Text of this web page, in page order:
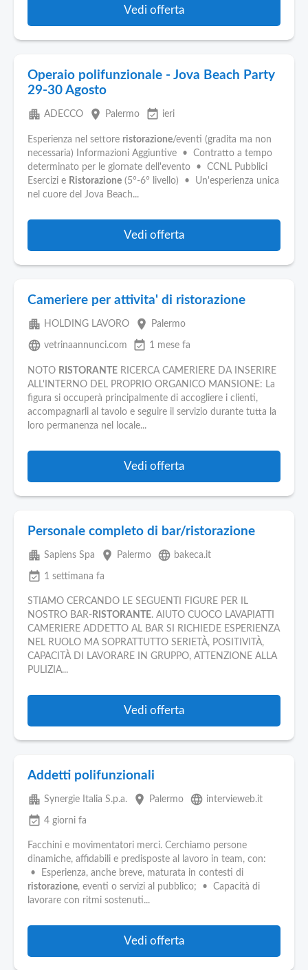
Vedi offerta
Operaio polifunzionale - Jova Beach Party
29-30 Agosto
apartment ADECCO place Palermo event_available ieri
Esperienza nel settore ristorazione/eventi (gradita ma non
necessaria) Informazioni Aggiuntive • Contratto a tempo
determinato per le giornate dell'evento • CCNL Pubblici
Esercizi e Ristorazione (5°-6° livello) • Un'esperienza unica
nel cuore del Jova Beach...
Vedi offerta
Cameriere per attivita' di ristorazione
apartment HOLDING LAVORO place Palermo
language vetrinaannunci.com event_available 1 mese fa
NOTO RISTORANTE RICERCA CAMERIERE DA INSERIRE
ALL'INTERNO DEL PROPRIO ORGANICO MANSIONE: La
figura si occuperà principalmente di accogliere i clienti,
accompagnarli al tavolo e seguire il servizio durante tutta la
loro permanenza nel locale...
Vedi offerta
Personale completo di bar/ristorazione
apartment Sapiens Spa place Palermo language bakeca.it
event_available 1 settimana fa
STIAMO CERCANDO LE SEGUENTI FIGURE PER IL
NOSTRO BAR- RISTORANTE. AIUTO CUOCO LAVAPIATTI
CAMERIERE ADDETTO AL BAR SI RICHIEDE ESPERIENZA
NEL RUOLO MA SOPRATTUTTO SERIETÀ, POSITIVITÀ,
CAPACITÀ DI LAVORARE IN GRUPPO, ATTENZIONE ALLA
PULIZIA...
Vedi offerta
Addetti polifunzionali
apartment Synergie Italia S.p.a. place Palermo language intervieweb.it
event_available 4 giorni fa
Facchini e movimentatori merci. Cerchiamo persone
dinamiche, affidabili e predisposte al lavoro in team, con:
• Esperienza, anche breve, maturata in contesti di
ristorazione, eventi o servizi al pubblico; • Capacità di
lavorare con ritmi sostenuti...
Vedi offerta